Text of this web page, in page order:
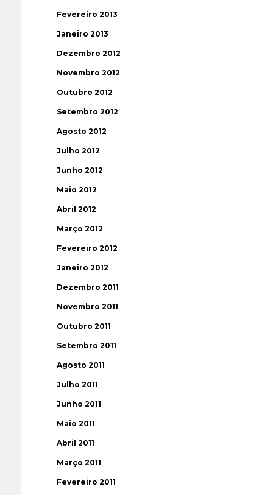
Fevereiro 2013
Janeiro 2013
Dezembro 2012
Novembro 2012
Outubro 2012
Setembro 2012
Agosto 2012
Julho 2012
Junho 2012
Maio 2012
Abril 2012
Março 2012
Fevereiro 2012
Janeiro 2012
Dezembro 2011
Novembro 2011
Outubro 2011
Setembro 2011
Agosto 2011
Julho 2011
Junho 2011
Maio 2011
Abril 2011
Março 2011
Fevereiro 2011